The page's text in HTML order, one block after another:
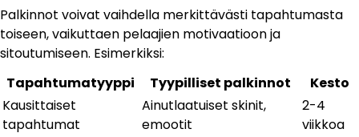
Palkinnot voivat vaihdella merkittävästi tapahtumasta
toiseen, vaikuttaen pelaajien motivaatioon ja
sitoutumiseen. Esimerkiksi:
Tapahtumatyyppi
Tyypilliset palkinnot
Kesto
Kausittaiset
tapahtumat
Ainutlaatuiset skinit,
emootit
2-4
viikkoa